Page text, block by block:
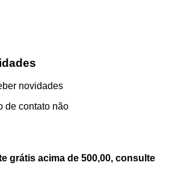
novidades
de contato não
grátis acima de 500,00, consulte